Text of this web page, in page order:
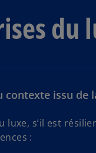
du
contexte issu de
luxe, s’il est
: